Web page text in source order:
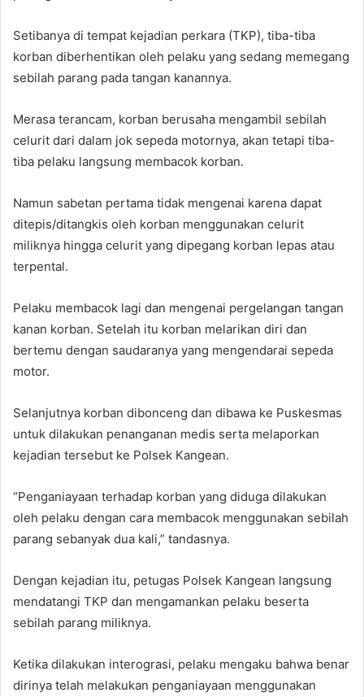
Setibanya di tempat kejadian perkara (TKP), tiba-tiba
korban diberhentikan oleh pelaku yang sedang memegang
sebilah parang pada tangan kanannya.
Merasa terancam, korban berusaha mengambil sebilah
celurit dari dalam jok sepeda motornya, akan tetapi tiba-
tiba pelaku langsung membacok korban.
Namun sabetan pertama tidak mengenai karena dapat
ditepis/ditangkis oleh korban menggunakan celurit
miliknya hingga celurit yang dipegang korban lepas atau
terpental.
Pelaku membacok lagi dan mengenai pergelangan tangan
kanan korban. Setelah itu korban melarikan diri dan
bertemu dengan saudaranya yang mengendarai sepeda
motor.
Selanjutnya korban dibonceng dan dibawa ke Puskesmas
untuk dilakukan penanganan medis serta melaporkan
kejadian tersebut ke Polsek Kangean.
“Penganiayaan terhadap korban yang diduga dilakukan
oleh pelaku dengan cara membacok menggunakan sebilah
parang sebanyak dua kali,” tandasnya.
Dengan kejadian itu, petugas Polsek Kangean langsung
mendatangi TKP dan mengamankan pelaku beserta
sebilah parang miliknya.
Ketika dilakukan interograsi, pelaku mengaku bahwa benar
dirinya telah melakukan penganiayaan menggunakan